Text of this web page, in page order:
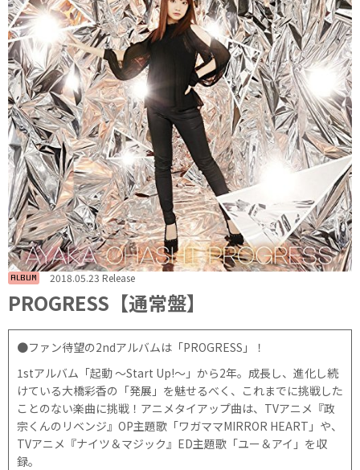
ALBUM 2018.05.23 Release
PROGRESS【通常盤】
●ファン待望の2ndアルバムは「PROGRESS」！
1stアルバム「起動 ～Start Up!～」から2年。成長し、進化し続
けている大橋彩香の「発展」を魅せるべく、これまでに挑戦した
ことのない楽曲に挑戦！アニメタイアップ曲は、TVアニメ『政
宗くんのリベンジ』OP主題歌「ワガママMIRROR HEART」や、
TVアニメ『ナイツ＆マジック』ED主題歌「ユー＆アイ」を収
録。